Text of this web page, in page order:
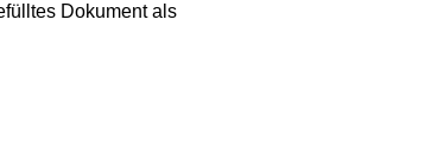
Dokument als